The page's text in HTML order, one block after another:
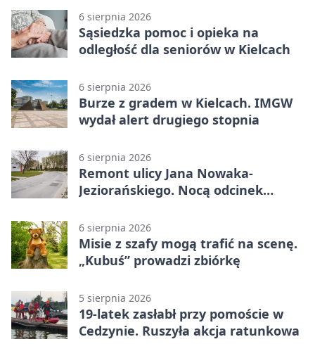
6 sierpnia 2026
Sąsiedzka pomoc i opieka na
odległość dla seniorów w Kielcach
6 sierpnia 2026
Burze z gradem w Kielcach. IMGW
wydał alert drugiego stopnia
6 sierpnia 2026
Remont ulicy Jana Nowaka-
Jeziorańskiego. Nocą odcinek
6 sierpnia 2026
Misie z szafy mogą trafić na scenę.
„Kubuś” prowadzi zbiórkę
5 sierpnia 2026
19-latek zasłabł przy pomoście w
Cedzynie. Ruszyła akcja ratunkowa